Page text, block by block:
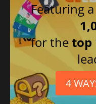
Featuring
for thetop
4